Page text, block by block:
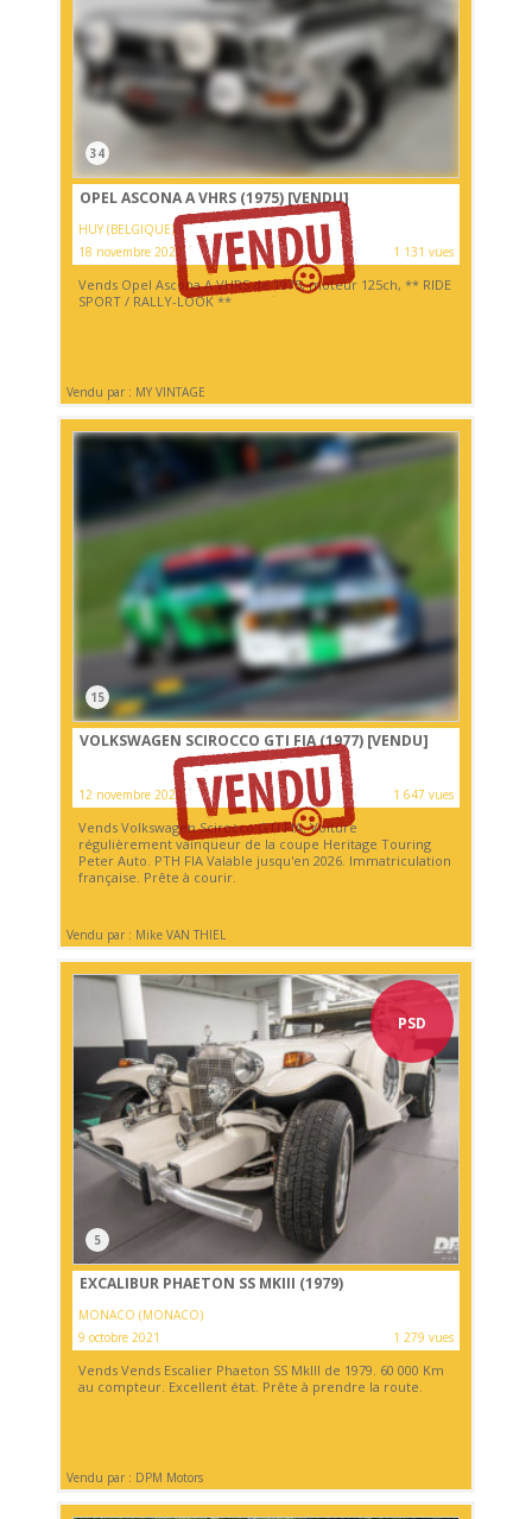
34
OPEL ASCONA A VHRS (1975) [VENDU]
HUY (BELGIQUE)
18 novembre 2022
1 131 vues
Vends Opel Ascona A VHRS de 1975, moteur 125ch, ** RIDE
SPORT / RALLY-LOOK **
Vendu par : MY VINTAGE
15
VOLKSWAGEN SCIROCCO GTI FIA (1977) [VENDU]
12 novembre 2022 1 647 vues
Vends Volkswagen Scirocco GTI FIA. Voiture
régulièrement vainqueur de la coupe Heritage Touring
Peter Auto. PTH FIA Valable jusqu'en 2026. Immatriculation
française. Prête à courir.
Vendu par : Mike VAN THIEL
PSD
5
EXCALIBUR PHAETON SS MKIII (1979)
MONACO (MONACO)
9 octobre 2021
1 279 vues
Vends Vends Escalier Phaeton SS MkIII de 1979. 60 000 Km
au compteur. Excellent état. Prête à prendre la route.
Vendu par : DPM Motors